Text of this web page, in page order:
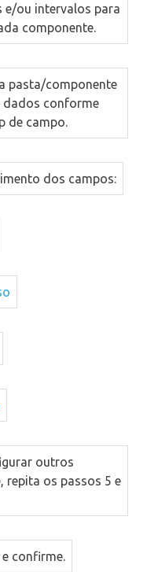
e/ou intervalos para
componente.
pasta/componente
dados conforme
de campo.
dos campos:
outros
repita os passos 5 e
confirme.